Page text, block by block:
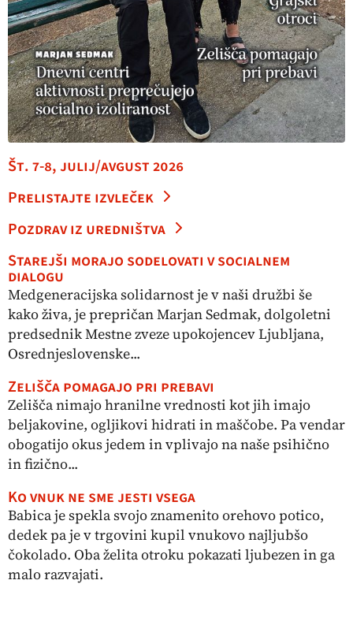
Št. 7-8, julij/avgust 2026
Prelistajte izvleček
Pozdrav iz uredništva
Starejši morajo sodelovati v socialnem
dialogu
Medgeneracijska solidarnost je v naši družbi še
kako živa, je prepričan Marjan Sedmak, dolgoletni
predsednik Mestne zveze upokojencev Ljubljana,
Osrednjeslovenske...
Zelišča pomagajo pri prebavi
Zelišča nimajo hranilne vrednosti kot jih imajo
beljakovine, ogljikovi hidrati in maščobe. Pa vendar
obogatijo okus jedem in vplivajo na naše psihično
in fizično...
Ko vnuk ne sme jesti vsega
Babica je spekla svojo znamenito orehovo potico,
dedek pa je v trgovini kupil vnukovo najljubšo
čokolado. Oba želita otroku pokazati ljubezen in ga
malo razvajati.